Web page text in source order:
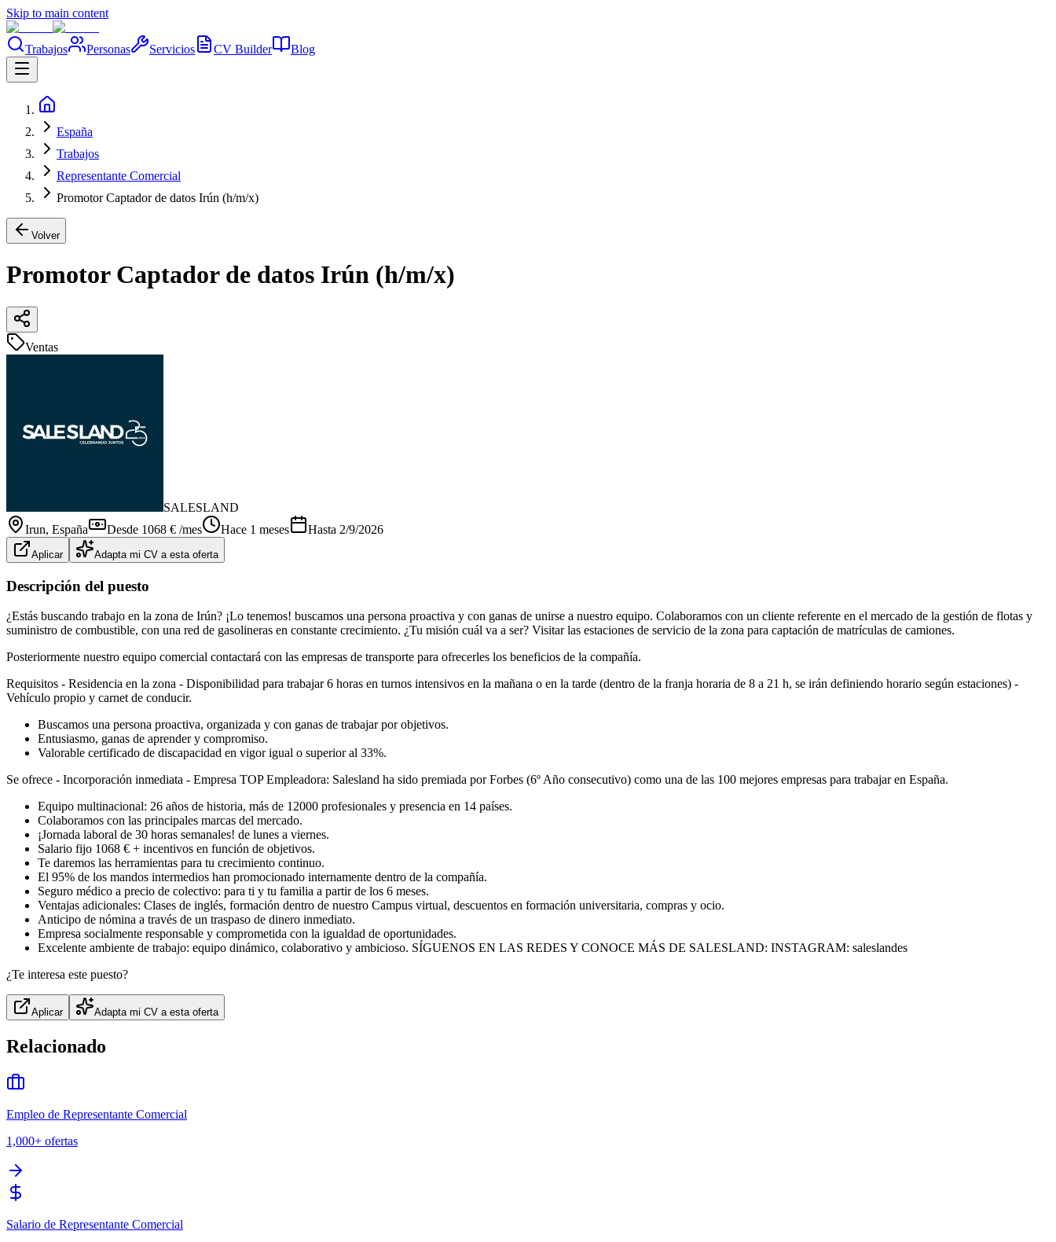
Skip to main content
Trabajos Personas Servicios CV Builder Blog
España
Trabajos
Representante Comercial
Promotor Captador de datos Irún (h/m/x)
Volver
Promotor Captador de datos Irún (h/m/x)
Ventas
SALESLAND
Irun, España Desde 1068 € /mes Hace 1 meses Hasta 2/9/2026
Aplicar Adapta mi CV a esta oferta
Descripción del puesto
¿Estás buscando trabajo en la zona de Irún? ¡Lo tenemos! buscamos una persona proactiva y con ganas de unirse a nuestro equipo. Colaboramos con un cliente referente en el mercado de la gestión de flotas y
suministro de combustible, con una red de gasolineras en constante crecimiento. ¿Tu misión cuál va a ser? Visitar las estaciones de servicio de la zona para captación de matrículas de camiones.
Posteriormente nuestro equipo comercial contactará con las empresas de transporte para ofrecerles los beneficios de la compañía.
Requisitos - Residencia en la zona - Disponibilidad para trabajar 6 horas en turnos intensivos en la mañana o en la tarde (dentro de la franja horaria de 8 a 21 h, se irán definiendo horario según estaciones) -
Vehículo propio y carnet de conducir.
Buscamos una persona proactiva, organizada y con ganas de trabajar por objetivos.
Entusiasmo, ganas de aprender y compromiso.
Valorable certificado de discapacidad en vigor igual o superior al 33%.
Se ofrece - Incorporación inmediata - Empresa TOP Empleadora: Salesland ha sido premiada por Forbes (6º Año consecutivo) como una de las 100 mejores empresas para trabajar en España.
Equipo multinacional: 26 años de historia, más de 12000 profesionales y presencia en 14 países.
Colaboramos con las principales marcas del mercado.
¡Jornada laboral de 30 horas semanales! de lunes a viernes.
Salario fijo 1068 € + incentivos en función de objetivos.
Te daremos las herramientas para tu crecimiento continuo.
El 95% de los mandos intermedios han promocionado internamente dentro de la compañía.
Seguro médico a precio de colectivo: para ti y tu familia a partir de los 6 meses.
Ventajas adicionales: Clases de inglés, formación dentro de nuestro Campus virtual, descuentos en formación universitaria, compras y ocio.
Anticipo de nómina a través de un traspaso de dinero inmediato.
Empresa socialmente responsable y comprometida con la igualdad de oportunidades.
Excelente ambiente de trabajo: equipo dinámico, colaborativo y ambicioso. SÍGUENOS EN LAS REDES Y CONOCE MÁS DE SALESLAND: INSTAGRAM: saleslandes
¿Te interesa este puesto?
Aplicar Adapta mi CV a esta oferta
Relacionado
Empleo de Representante Comercial
1,000+ ofertas
Salario de Representante Comercial